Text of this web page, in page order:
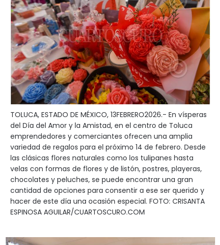
TOLUCA, ESTADO DE MÉXICO, 13FEBRERO2026.- En vísperas
del Día del Amor y la Amistad, en el centro de Toluca
emprendedores y comerciantes ofrecen una amplia
variedad de regalos para el próximo 14 de febrero. Desde
las clásicas flores naturales como los tulipanes hasta
velas con formas de flores y de listón, postres, playeras,
chocolates y peluches, se puede encontrar una gran
cantidad de opciones para consentir a ese ser querido y
hacer de este día una ocasión especial. FOTO: CRISANTA
ESPINOSA AGUILAR/CUARTOSCURO.COM